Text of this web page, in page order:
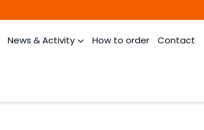
News & Activity How to order Contact